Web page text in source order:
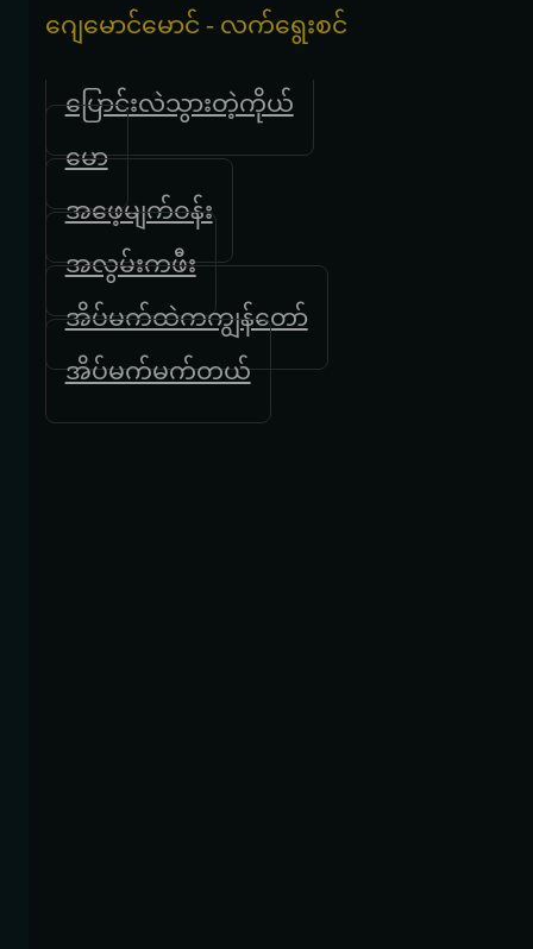
ဂျေမောင်မောင် - လက်ရွေးစင်
ပြောင်းလဲသွားတဲ့ကိုယ်
မော
အဖေ့မျက်ဝန်း
အလွမ်းကဖီး
အိပ်မက်ထဲကကျွန်တော်
အိပ်မက်မက်တယ်